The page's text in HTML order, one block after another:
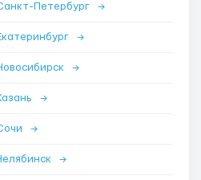
Петербург →
→
→
→
→
→